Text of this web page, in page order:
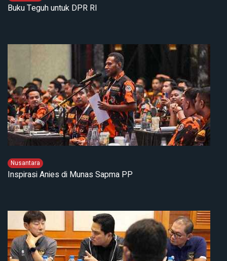
Buku Teguh untuk DPR RI
Nusantara
Inspirasi Anies di Munas Sapma PP